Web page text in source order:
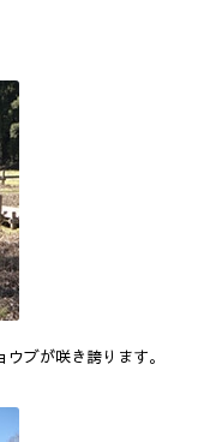
ブが咲き誇ります。